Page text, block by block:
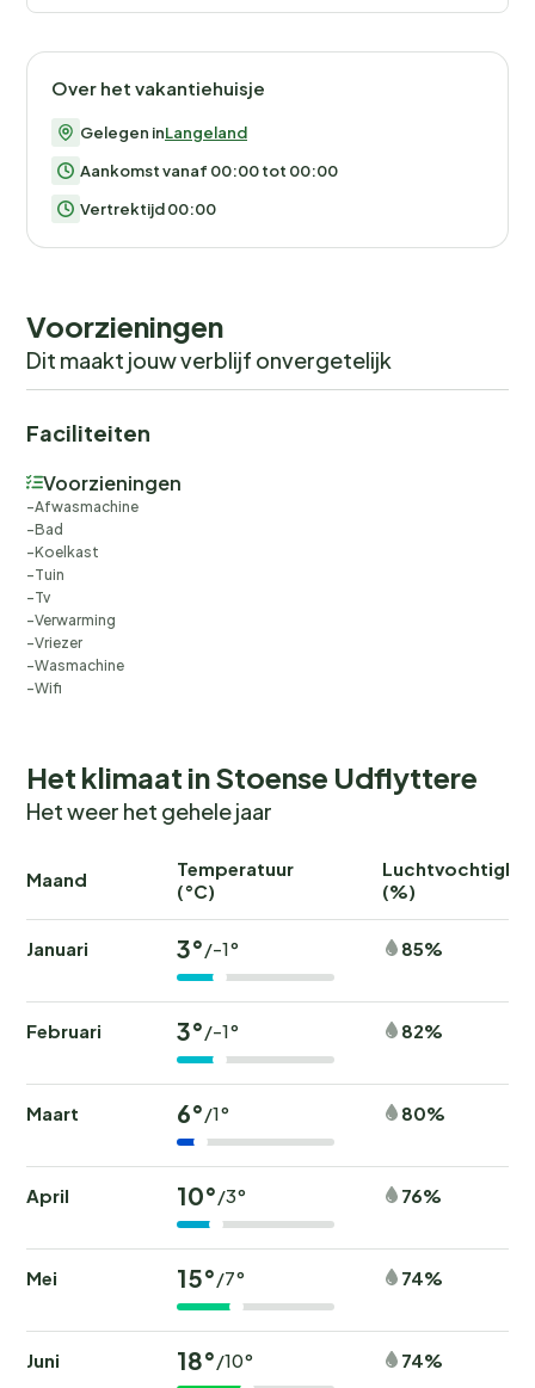
Over het vakantiehuisje
Gelegen inLangeland
Aankomst vanaf 00:00 tot 00:00
Vertrektijd 00:00
Voorzieningen
Dit maakt jouw verblijf onvergetelijk
Faciliteiten
Voorzieningen
Afwasmachine
Bad
Koelkast
Tuin
Tv
Verwarming
Vriezer
Wasmachine
Wifi
Het klimaat in Stoense Udflyttere
Het weer het gehele jaar
Maand
Temperatuur
(°C)
(%)
Januari 3°/-1° 85%
Februari 3°/-1° 82%
Maart 6°/1° 80%
April 10°/3° 76%
Mei 15°/7° 74%
Juni 18°/10° 74%